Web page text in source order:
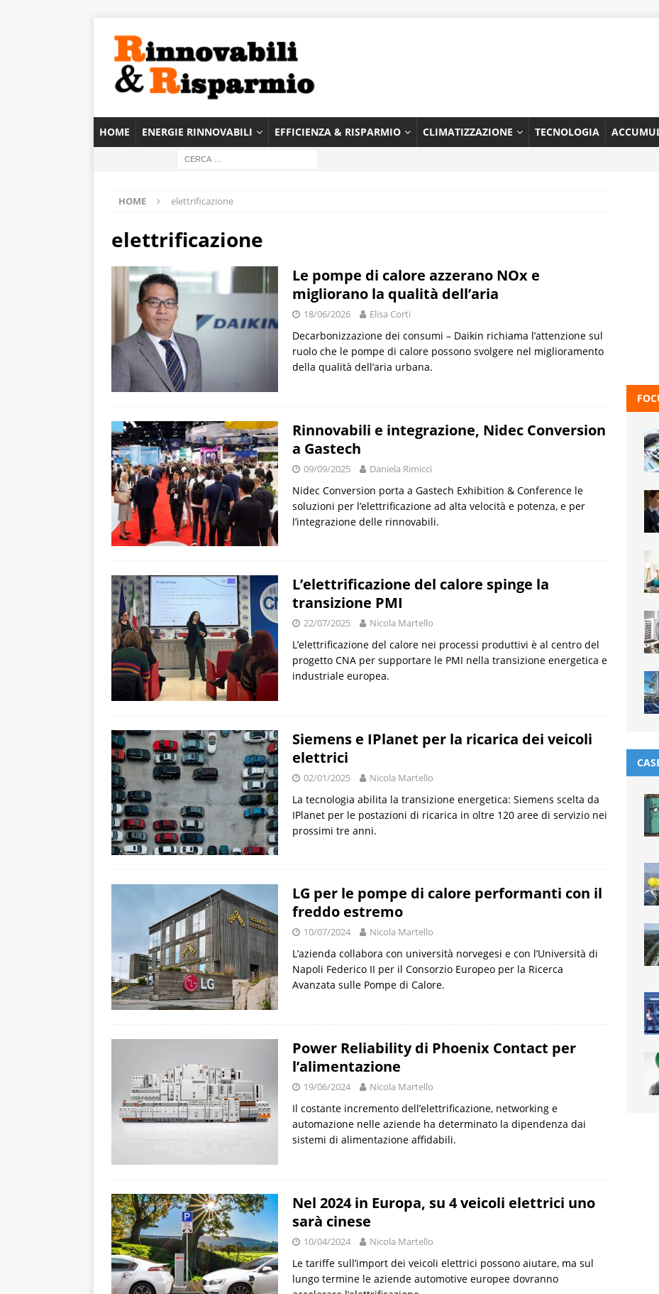
HOME ENERGIE RINNOVABILI EFFICIENZA & RISPARMIO CLIMATIZZAZIONE TECNOLOGIA
HOME elettrificazione
elettrificazione
Le pompe di calore azzerano NOx e
migliorano la qualità dell’aria
18/06/2026 Elisa Corti
Decarbonizzazione dei consumi – Daikin richiama l’attenzione sul
ruolo che le pompe di calore possono svolgere nel miglioramento
della qualità dell’aria urbana.
Rinnovabili e integrazione, Nidec Conversion
a Gastech
09/09/2025 Daniela Rimicci
Nidec Conversion porta a Gastech Exhibition & Conference le
soluzioni per l’elettrificazione ad alta velocità e potenza, e per
l’integrazione delle rinnovabili.
L’elettrificazione del calore spinge la
transizione PMI
22/07/2025 Nicola Martello
L’elettrificazione del calore nei processi produttivi è al centro del
progetto CNA per supportare le PMI nella transizione energetica e
industriale europea.
Siemens e IPlanet per la ricarica dei veicoli
elettrici
02/01/2025 Nicola Martello
La tecnologia abilita la transizione energetica: Siemens scelta da
IPlanet per le postazioni di ricarica in oltre 120 aree di servizio nei
prossimi tre anni.
LG per le pompe di calore performanti con il
freddo estremo
10/07/2024 Nicola Martello
L’azienda collabora con università norvegesi e con l’Università di
Napoli Federico II per il Consorzio Europeo per la Ricerca
Avanzata sulle Pompe di Calore.
Power Reliability di Phoenix Contact per
l’alimentazione
19/06/2024 Nicola Martello
Il costante incremento dell’elettrificazione, networking e
automazione nelle aziende ha determinato la dipendenza dai
sistemi di alimentazione affidabili.
Nel 2024 in Europa, su 4 veicoli elettrici uno
sarà cinese
10/04/2024 Nicola Martello
Le tariffe sull’import dei veicoli elettrici possono aiutare, ma sul
lungo termine le aziende automotive europee dovranno